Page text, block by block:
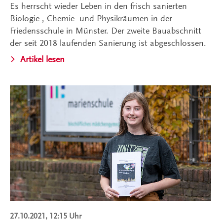
Es herrscht wieder Leben in den frisch sanierten
Biologie-, Chemie- und Physikräumen in der
Friedensschule in Münster. Der zweite Bauabschnitt
der seit 2018 laufenden Sanierung ist abgeschlossen.
Artikel lesen
27.10.2021, 12:15 Uhr